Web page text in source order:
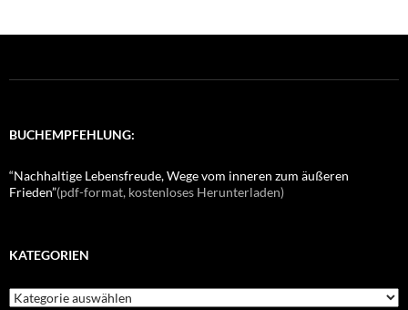
BUCHEMPFEHLUNG:
“Nachhaltige Lebensfreude, Wege vom inneren zum äußeren
Frieden”(pdf-format, kostenloses Herunterladen)
KATEGORIEN
K